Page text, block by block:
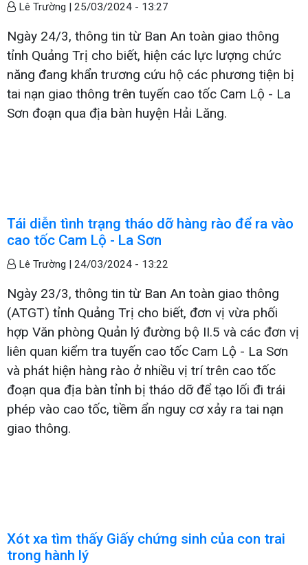
Lê Trường | 25/03/2024 - 13:27
Ngày 24/3, thông tin từ Ban An toàn giao thông
tỉnh Quảng Trị cho biết, hiện các lực lượng chức
năng đang khẩn trương cứu hộ các phương tiện bị
tai nạn giao thông trên tuyến cao tốc Cam Lộ - La
Sơn đoạn qua địa bàn huyện Hải Lăng.
Tái diễn tình trạng tháo dỡ hàng rào để ra vào
cao tốc Cam Lộ - La Sơn
Lê Trường | 24/03/2024 - 13:22
Ngày 23/3, thông tin từ Ban An toàn giao thông
(ATGT) tỉnh Quảng Trị cho biết, đơn vị vừa phối
hợp Văn phòng Quản lý đường bộ II.5 và các đơn vị
liên quan kiểm tra tuyến cao tốc Cam Lộ - La Sơn
và phát hiện hàng rào ở nhiều vị trí trên cao tốc
đoạn qua địa bàn tỉnh bị tháo dỡ để tạo lối đi trái
phép vào cao tốc, tiềm ẩn nguy cơ xảy ra tai nạn
giao thông.
Xót xa tìm thấy Giấy chứng sinh của con trai
trong hành lý